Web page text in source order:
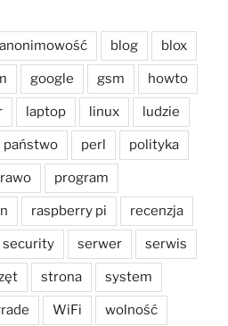
anonimowość blog blox
google gsm howto
laptop linux ludzie
państwo perl polityka
program
raspberry pi recenzja
security serwer serwis
strona system
WiFi wolność